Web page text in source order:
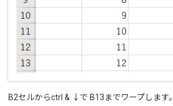
B2セルからctrl & ↓で B13までワープします。